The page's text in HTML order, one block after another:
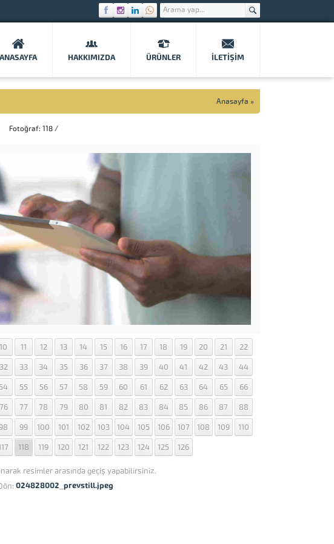
ANASAYFA HAKKIMIZDA ÜRÜNLER İLETIŞIM
Anasayfa »
Fotoğraf: 118 /
10 11 12 13 14 15 16 17 18 19 20 21 22
32 33 34 35 36 37 38 39 40 41 42 43 44
54 55 56 57 58 59 60 61 62 63 64 65 66
76 77 78 79 80 81 82 83 84 85 86 87 88
99 100 101 102 103 104 105 106 107 108 109 110
118 119 120 121 122 123 124 125 126
resimler arasında geçiş yapabilirsiniz.
024828002_prevstill.jpeg